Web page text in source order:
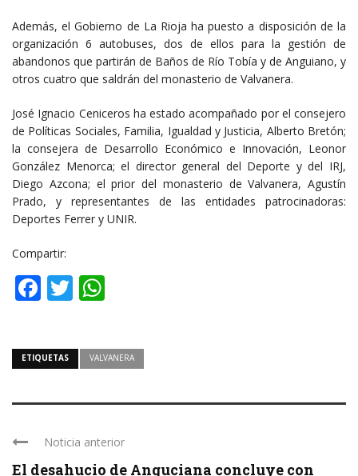
Además, el Gobierno de La Rioja ha puesto a disposición de la
organización 6 autobuses, dos de ellos para la gestión de
abandonos que partirán de Baños de Río Tobía y de Anguiano, y
otros cuatro que saldrán del monasterio de Valvanera.
José Ignacio Ceniceros ha estado acompañado por el consejero
de Políticas Sociales, Familia, Igualdad y Justicia, Alberto Bretón;
la consejera de Desarrollo Económico e Innovación, Leonor
González Menorca; el director general del Deporte y del IRJ,
Diego Azcona; el prior del monasterio de Valvanera, Agustín
Prado, y representantes de las entidades patrocinadoras:
Deportes Ferrer y UNIR.
Compartir:
Facebook
Twitter
ETIQUETAS VALVANERA
Noticia anterior
El desahucio de Anguciana concluye con